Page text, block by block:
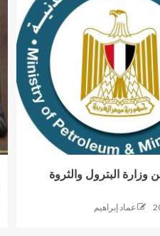
وزارة البترول والثروة
عماد إبراهيم